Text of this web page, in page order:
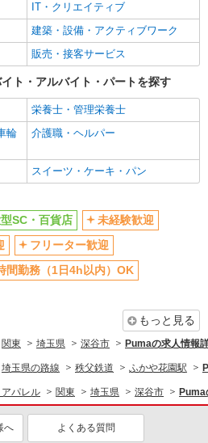
朝
夕方
駅直結・駅チカ
交通費支給
社割・特典あり
研修制度あり
ョン・アパレル
接客サービス
週2～3日勤務OK
車通勤OK
IT・クリエイティブ
建築・設備・アクティブワーク
販売・接客サービス
ト・アルバイト・パートを探す
栄養士・管理栄養士
輪
介護職・ヘルパー
スイーツ・ケーキ・パン
SC・百貨店
未経験歓迎
フリーター歓迎
間勤務（1日4h以内）OK
もっと見る
関東 埼玉県 深谷市 Pumaの求人情報
埼玉県の路線 秩父鉄道 ふかや花園駅
パレル 関東 埼玉県 深谷市 Puma
へ よくある質問